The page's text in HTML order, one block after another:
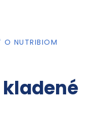
NUTRIBIOM